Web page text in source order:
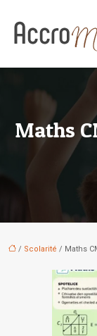
Maths
/ Scolarité / Maths